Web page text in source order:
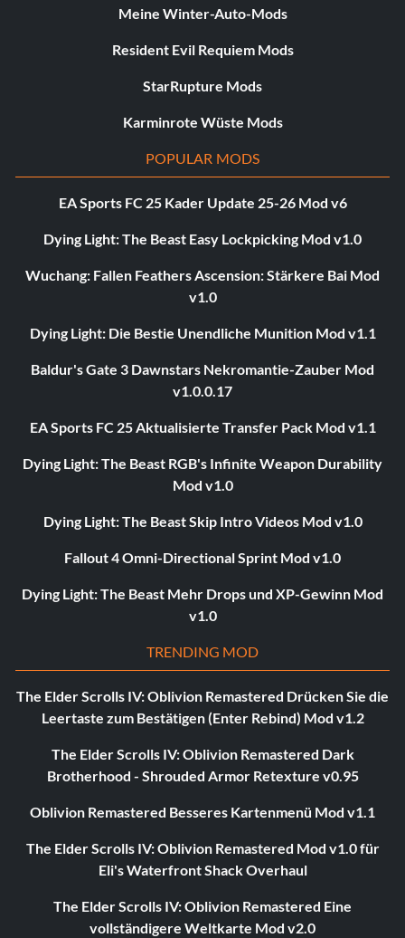
Meine Winter-Auto-Mods
Resident Evil Requiem Mods
StarRupture Mods
Karminrote Wüste Mods
POPULAR MODS
EA Sports FC 25 Kader Update 25-26 Mod v6
Dying Light: The Beast Easy Lockpicking Mod v1.0
Wuchang: Fallen Feathers Ascension: Stärkere Bai Mod
v1.0
Dying Light: Die Bestie Unendliche Munition Mod v1.1
Baldur's Gate 3 Dawnstars Nekromantie-Zauber Mod
v1.0.0.17
EA Sports FC 25 Aktualisierte Transfer Pack Mod v1.1
Dying Light: The Beast RGB's Infinite Weapon Durability
Mod v1.0
Dying Light: The Beast Skip Intro Videos Mod v1.0
Fallout 4 Omni-Directional Sprint Mod v1.0
Dying Light: The Beast Mehr Drops und XP-Gewinn Mod
v1.0
TRENDING MOD
The Elder Scrolls IV: Oblivion Remastered Drücken Sie die
Leertaste zum Bestätigen (Enter Rebind) Mod v1.2
The Elder Scrolls IV: Oblivion Remastered Dark
Brotherhood - Shrouded Armor Retexture v0.95
Oblivion Remastered Besseres Kartenmenü Mod v1.1
The Elder Scrolls IV: Oblivion Remastered Mod v1.0 für
Eli's Waterfront Shack Overhaul
The Elder Scrolls IV: Oblivion Remastered Eine
vollständigere Weltkarte Mod v2.0